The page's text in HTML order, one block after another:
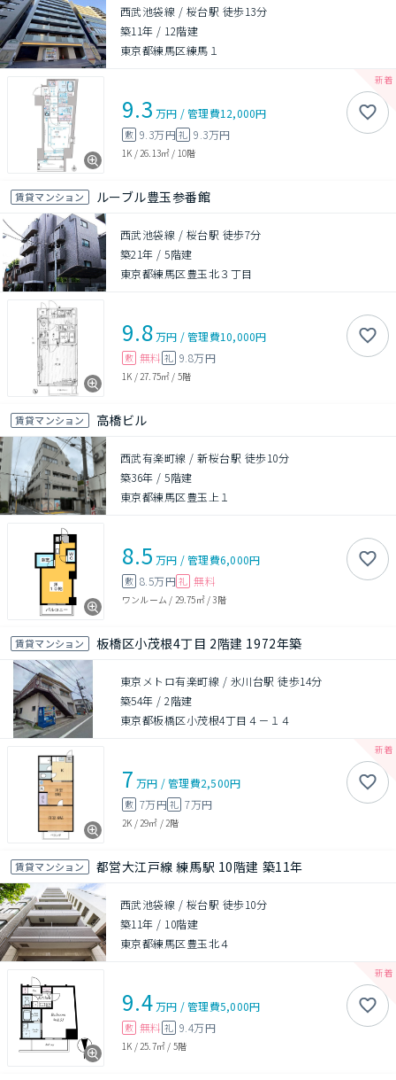
西武池袋線 / 桜台駅 徒歩13分
築11年 / 12階建
東京都練馬区練馬１
9.3 万円 /管理費12,000円
敷 9.3万円礼 9.3万円
1K / 26.13㎡ / 10階
賃貸マンション ルーブル豊玉参番館
西武池袋線 / 桜台駅 徒歩7分
築21年 /5階建
東京都練馬区豊玉北３丁目
9.8万円 /管理費10,000円
敷 無料 礼 9.8万円
1K / 27.75㎡ / 5階
賃貸マンション 高橋ビル
西武有楽町線 / 新桜台駅 徒歩10分
築36年 /5階建
東京都練馬区豊玉上１
8.5 万円 /管理費6,000円
敷 8.5万円 礼 無料
ワンルーム / 29.75㎡/3階
賃貸マンション 板橋区小茂根4丁目 2階建 1972年築
東京メトロ有楽町線 / 氷川台駅 徒歩14分
築54年 /2階建
東京都板橋区小茂根4丁目４－１４
7 万円 /管理費2,500円
敷 7万円礼 7万円
2K / 29㎡ / 2階
賃貸マンション 都営大江戸線 練馬駅 10階建 築11年
西武池袋線 / 桜台駅 徒歩10分
築11年 / 10階建
東京都練馬区豊玉北４
9.4万円 /管理費5,000円
敷 無料 礼 9.4万円
1K / 25.7㎡ / 5階